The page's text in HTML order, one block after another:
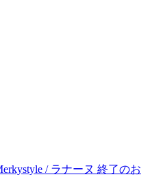
/ ラナーヌ 終了のお